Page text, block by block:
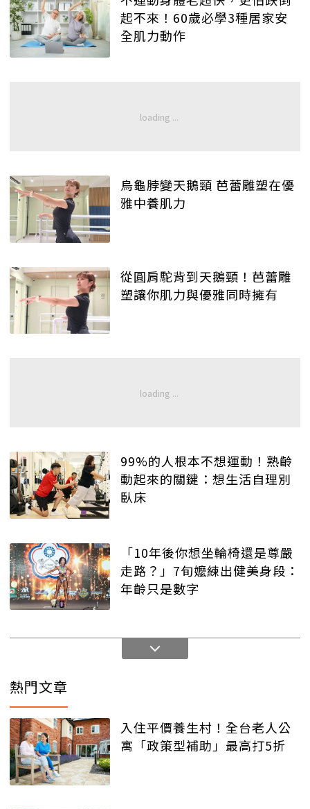
起不來！60歲必學3種居家安
全肌力動作
烏龜脖變天鵝頸 芭蕾雕塑在優
雅中養肌力
從圓肩駝背到天鵝頸！芭蕾雕
塑讓你肌力與優雅同時擁有
99%的人根本不想運動！熟齡
動起來的關鍵：想生活自理別
臥床
「10年後你想坐輪椅還是尊嚴
走路？」7旬嬤練出健美身段：
年齡只是數字
熱門文章
入住平價養生村！全台老人公
寓「政策型補助」最高打5折